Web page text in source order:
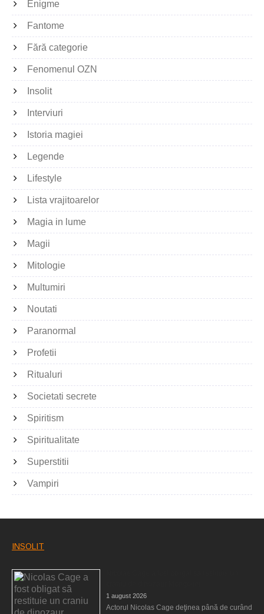
Enigme
Fantome
Fără categorie
Fenomenul OZN
Insolit
Interviuri
Istoria magiei
Legende
Lifestyle
Lista vrajitoarelor
Magia in lume
Magii
Mitologie
Multumiri
Noutati
Paranormal
Profetii
Ritualuri
Societati secrete
Spiritism
Spiritualitate
Superstitii
Vampiri
INSOLIT
1 august 2026
Actorul Nicolas Cage deţinea până de curând